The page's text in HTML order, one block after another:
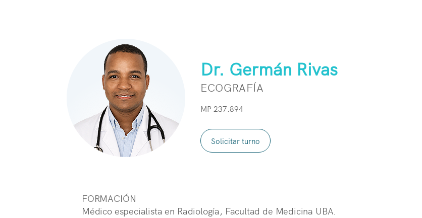
Dr. Germán Rivas
ECOGRAFÍA
MP 237.894
Solicitar turno
FORMACIÓN
Médico especialista en Radiología, Facultad de Medicina UBA.